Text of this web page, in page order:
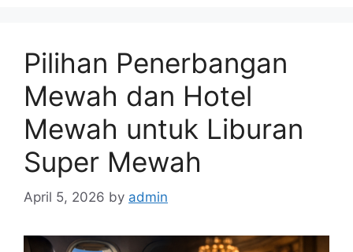
Pilihan Penerbangan
Mewah dan Hotel
Mewah untuk Liburan
Super Mewah
April 5, 2026 by admin